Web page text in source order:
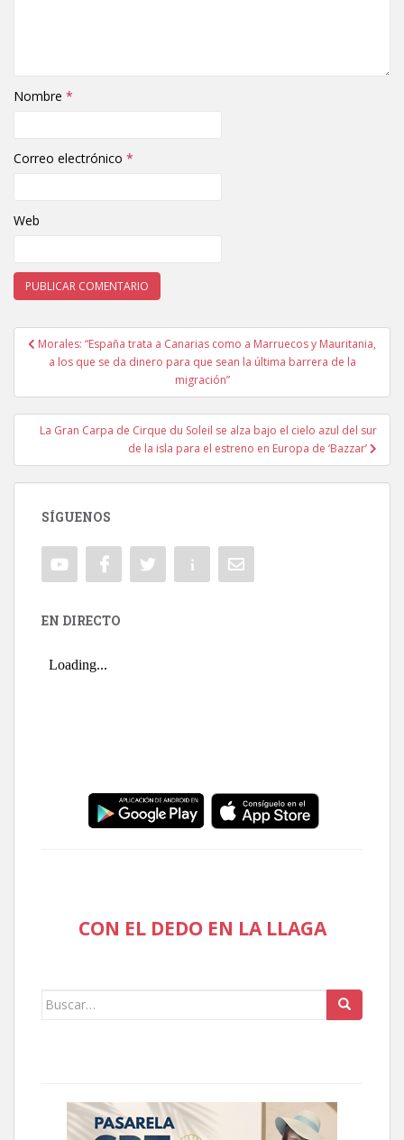
Nombre *
Correo electrónico *
Web
Navegación de entradas
Morales: “España trata a Canarias como a Marruecos y Mauritania,
a los que se da dinero para que sean la última barrera de la
migración”
La Gran Carpa de Cirque du Soleil se alza bajo el cielo azul del sur
de la isla para el estreno en Europa de ‘Bazzar’
SÍGUENOS
EN DIRECTO
CON EL DEDO EN LA LLAGA
Buscar: